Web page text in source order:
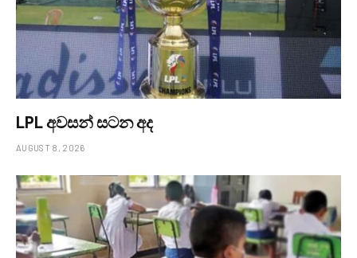
LPL අවසන් සටන අද
AUGUST 8, 2026